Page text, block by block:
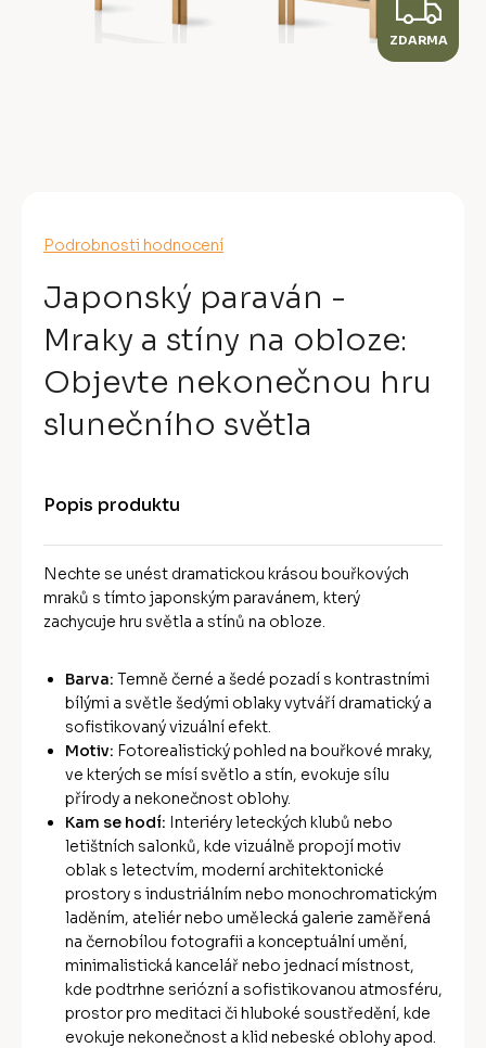
Průměrné
produktu
je
0,0
z
5
hvězdiček.
Podrobnosti hodnocení
Japonský paraván -
Mraky a stíny na obloze:
Objevte nekonečnou hru
slunečního světla
Popis produktu
Nechte se unést dramatickou krásou bouřkových
mraků s tímto japonským paravánem, který
zachycuje hru světla a stínů na obloze.
Barva: Temně černé a šedé pozadí s kontrastními
bílými a světle šedými oblaky vytváří dramatický a
sofistikovaný vizuální efekt.
Motiv: Fotorealistický pohled na bouřkové mraky,
ve kterých se mísí světlo a stín, evokuje sílu
přírody a nekonečnost oblohy.
Kam se hodí: Interiéry leteckých klubů nebo
letištních salonků, kde vizuálně propojí motiv
oblak s letectvím, moderní architektonické
prostory s industriálním nebo monochromatickým
laděním, ateliér nebo umělecká galerie zaměřená
na černobílou fotografii a konceptuální umění,
minimalistická kancelář nebo jednací místnost,
kde podtrhne seriózní a sofistikovanou atmosféru,
prostor pro meditaci či hluboké soustředění, kde
evokuje nekonečnost a klid nebeské oblohy apod.
Z
D
ZDARMA